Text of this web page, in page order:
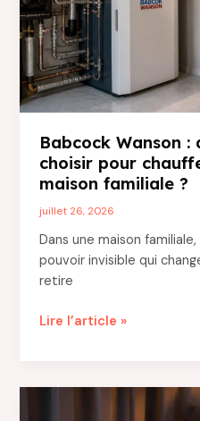
vos
préparations
maison
Babcock Wanson :
choisir pour
maison familiale ?
juillet 26, 2026
Dans une maison
pouvoir invisible qui
retire
Babcock
Lire l’article »